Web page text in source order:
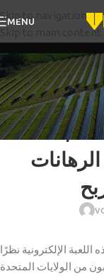
Skip to navigation
Skip to main content
MENU
نسبة عائد
الرهانات
الإلكترونية نظرًا
من الولايات المتحدة